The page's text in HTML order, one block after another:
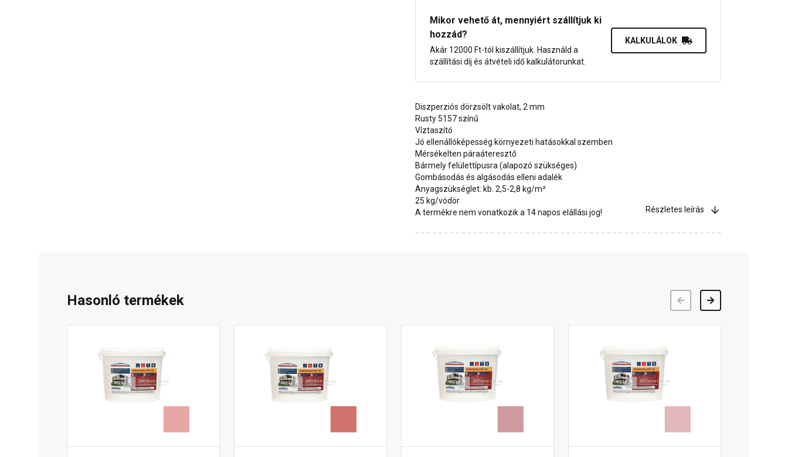
Mikor vehető át, mennyiért szállítjuk ki
hozzád?
Akár 12000 Ft-tól kiszállítjuk. Használd a
szállítási díj és átvételi idő kalkulátorunkat.
KALKULÁLOK
Diszperziós dörzsölt vakolat, 2 mm
Rusty 5157 színű
Víztaszító
Jó ellenállóképesség környezeti hatásokkal szemben
Mérsékelten páraáteresztő
Bármely felülettípusra (alapozó szükséges)
Gombásodás és algásodás elleni adalék
Anyagszükséglet: kb. 2,5-2,8 kg/m²
25 kg/vödör
A termékre nem vonatkozik a 14 napos elállási jog!
Részletes leírás
Hasonló termékek